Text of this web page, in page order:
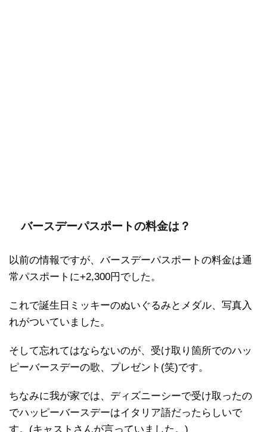
バースデーパスポートの料金は？
以前の情報ですが、バースデーパスポートの料金は通
常パスポートに+2,300円でした。
これで誕生日ミッキーのぬいぐるみとメダル、写真入
れがついていました。
そして忘れてはならないのが、受け取り箇所でのハッ
ピーバースデーの歌、プレゼント(笑)です。
ちなみに我が家では、ディズニーシーで受け取ったの
でハッピーバースデーはイタリア語だったらしいで
す。(キャストさんが言っていました。)